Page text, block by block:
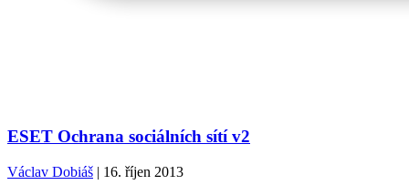
ESET Ochrana sociálních sítí v2
Václav Dobiáš | 16. říjen 2013